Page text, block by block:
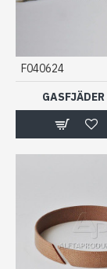
F040624